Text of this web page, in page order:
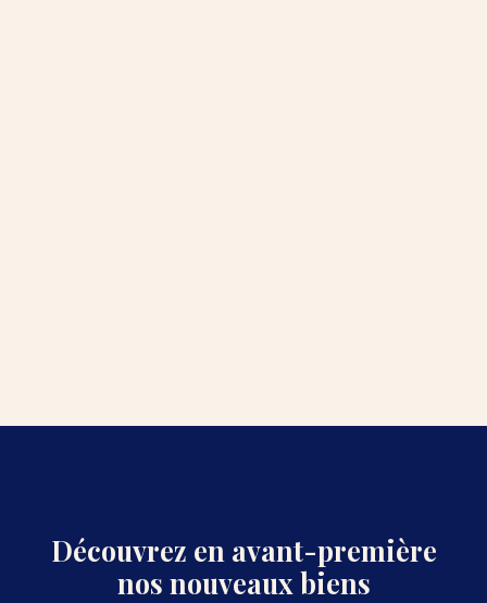
Découvrez en avant-première
nos nouveaux biens